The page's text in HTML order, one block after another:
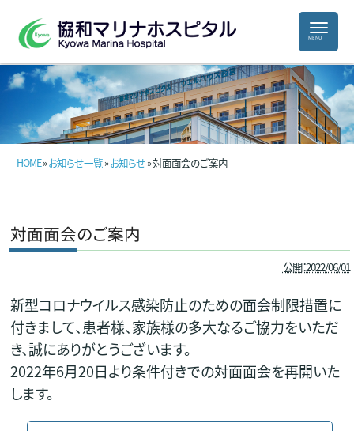
HOME»お知らせ一覧»お知らせ» 対面面会のご案内
対面面会のご案内
公開：2022/06/01
新型コロナウイルス感染防止のための面会制限措置に
付きまして、患者様、家族様の多大なるご協力をいただ
き、誠にありがとうございます。
2022年6月20日より条件付きでの対面面会を再開いた
します。